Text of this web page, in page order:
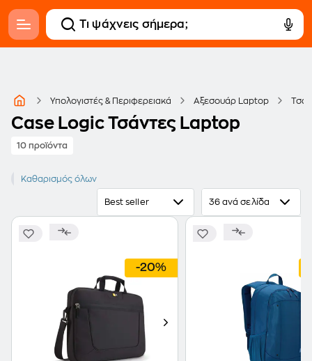
Υπολογιστές & Περιφερειακά Αξεσουάρ Laptop
Case Logic Τσάντες Laptop
10 προϊόντα
CASE LOGIC
Καθαρισμός όλων
Best seller 36 ανά σελίδα
-20%